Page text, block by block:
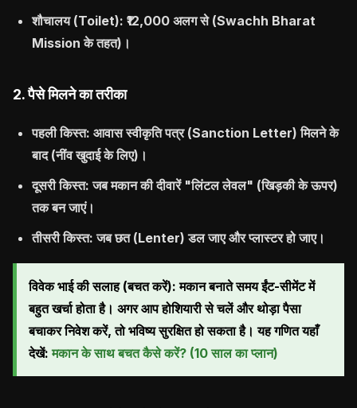
शौचालय (Toilet): ₹12,000 अलग से (Swachh Bharat
Mission के तहत)।
2. पैसे मिलने का तरीका
पहली किस्त: आवास स्वीकृति पत्र (Sanction Letter) मिलने के
बाद (नींव खुदाई के लिए)।
दूसरी किस्त: जब मकान की दीवारें "लिंटल लेवल" (खिड़की के ऊपर)
तक बन जाएं।
तीसरी किस्त: जब छत (Lenter) डल जाए और प्लास्टर हो जाए।
विवेक भाई की सलाह (बचत करें): मकान बनाते समय ईंट-सीमेंट में
बहुत खर्चा होता है। अगर आप होशियारी से चलें और थोड़ा पैसा
बचाकर निवेश करें, तो भविष्य सुरक्षित हो सकता है। यह गणित यहाँ
देखें:मकान के साथ बचत कैसे करें? (10 साल का प्लान)